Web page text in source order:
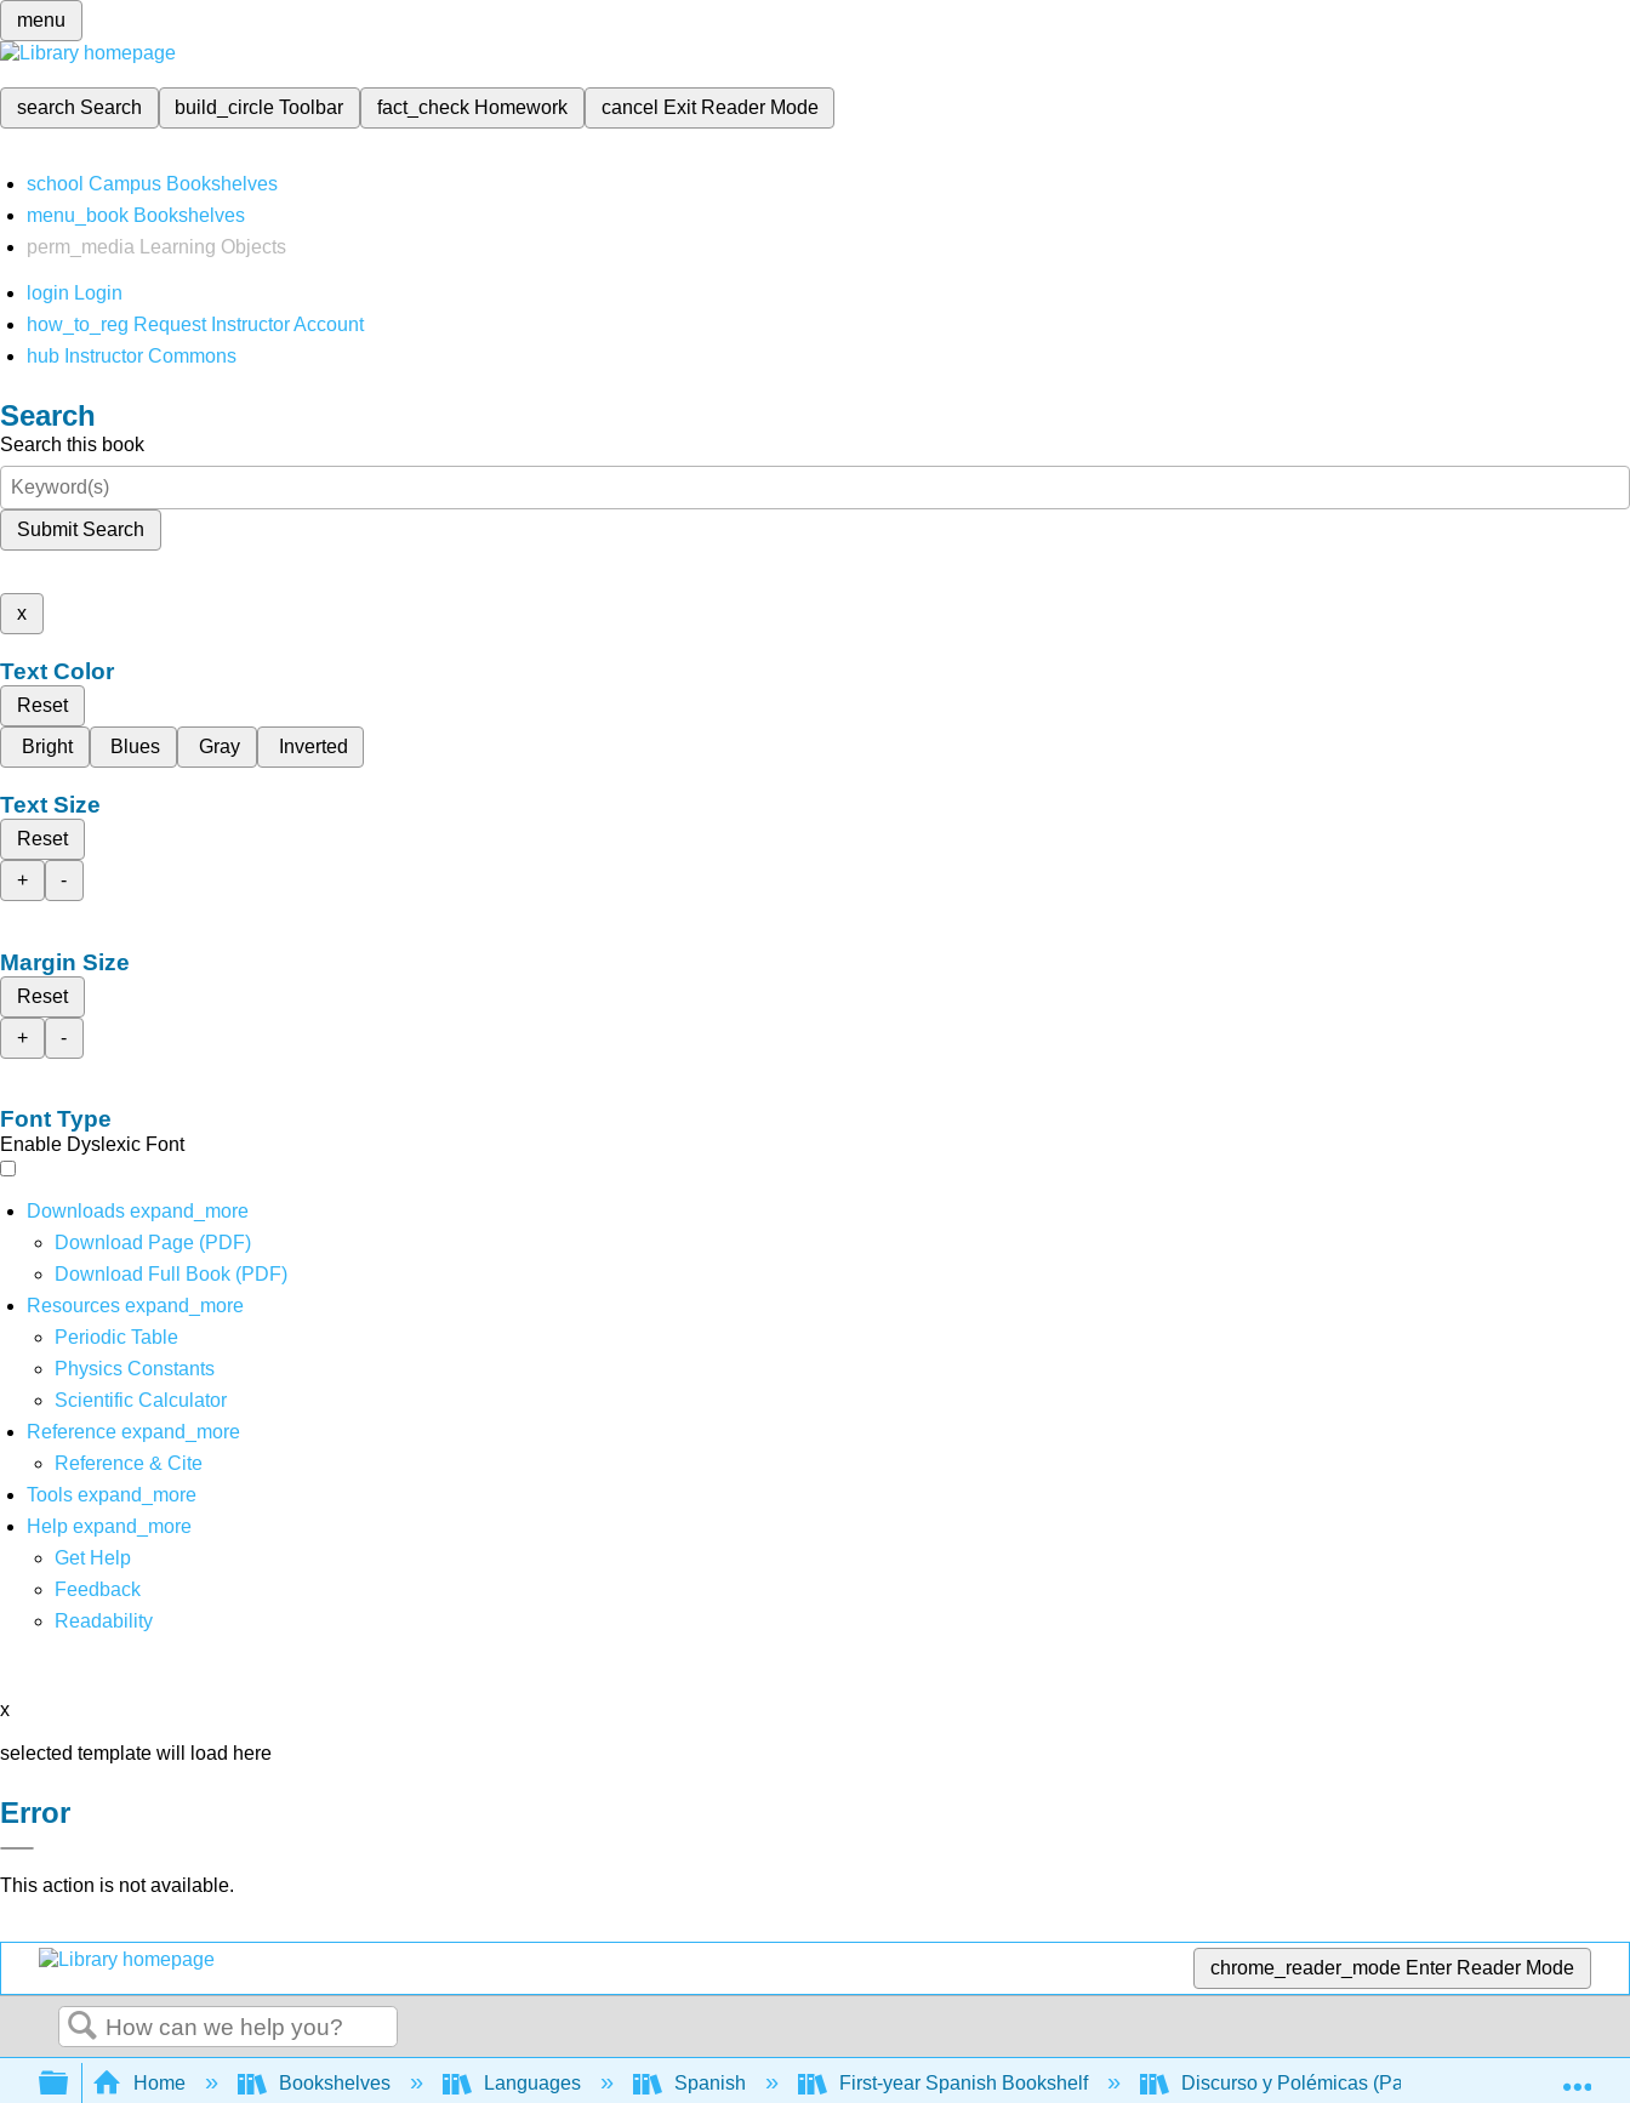
menu
search Search build_circleToolbar fact_check Homework cancel Exit Reader Mode
school Campus Bookshelves
menu_book Bookshelves
perm_media
Learning Objects
login Login
how_to_reg Request Instructor Account
hub Instructor Commons
Search
Search this book
Submit Search
x
Text Color
Reset
Bright
Blues Gray Inverted
Text Size
Reset
+
-
Margin Size
Reset
+
-
Font Type
Enable Dyslexic Font
Downloads expand_more
Download Page (PDF)
Download Full Book (PDF)
Resources expand_more
Periodic Table
Physics Constants
Scientific Calculator
Reference expand_more
Reference & Cite
Tools expand_more
Help expand_more
Get Help
Feedback
Readability
x
selected template will load here
Error
This action is not available.
chrome_reader_mode Enter Reader Mode
Search
Expand/collapse global hierarchy
Home Bookshelves Languages Spanish First-year Spanish Bookshelf Discurso y Polémicas (Patricia Bolaños-Fabres &